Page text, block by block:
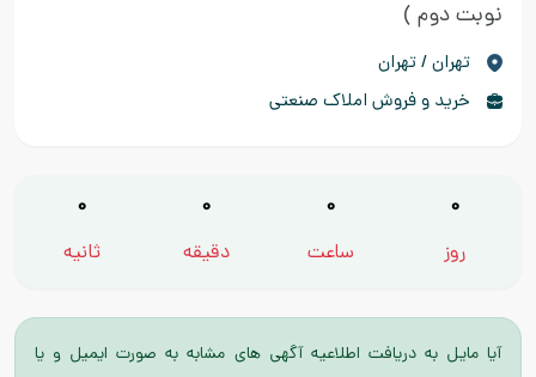
نوبت دوم )
تهران / تهران
خرید و فروش املاک صنعتی
0
روز
0
ساعت
0
دقیقه
0
ثانیه
آیا مایل به دریافت اطلاعیه آگهی های مشابه به صورت ایمیل و یا